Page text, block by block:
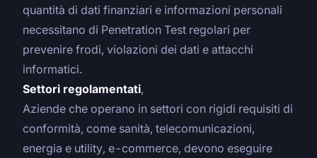
quantità di dati finanziari e informazioni personali
necessitano di Penetration Test regolari per
prevenire frodi, violazioni dei dati e attacchi
informatici.
Settori regolamentati,
Aziende che operano in settori con rigidi requisiti di
conformità, come sanità, telecomunicazioni,
energia e utility, e-commerce, devono eseguire